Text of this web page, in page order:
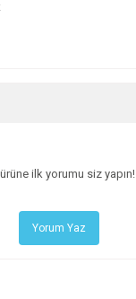
ilk yorumu siz yapın!
Yorum Yaz